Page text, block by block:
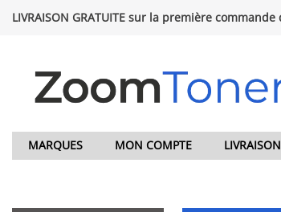
LIVRAISON GRATUITE sur la première
MARQUES MON COMPTE